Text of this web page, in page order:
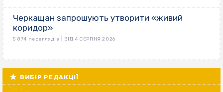
Черкащан запрошують утворити «живий
коридор»
5 874 переглядів ВІД 4 СЕРПНЯ 2026
ВИБІР РЕДАКЦІЇ